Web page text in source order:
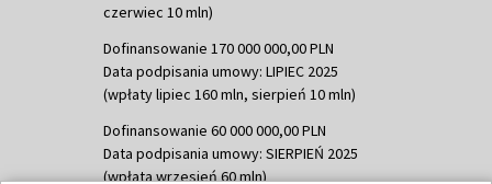
czerwiec 10 mln)
Dofinansowanie 170 000 000,00 PLN
Data podpisania umowy: LIPIEC 2025
(wpłaty lipiec 160 mln, sierpień 10 mln)
Dofinansowanie 60 000 000,00 PLN
Data podpisania umowy: SIERPIEŃ 2025
(wpłata wrzesień 60 mln)